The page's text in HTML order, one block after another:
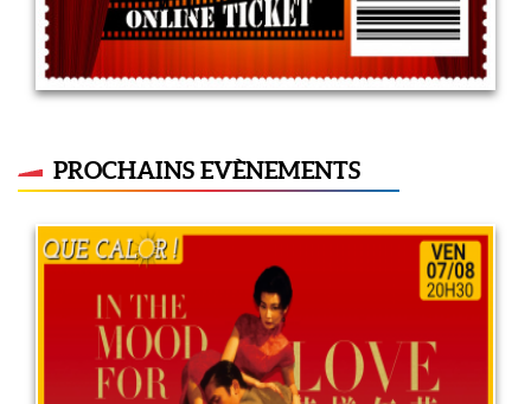
PROCHAINS EVÈNEMENTS
In the Mood for Love
7 août 2026
LIRE PLUS